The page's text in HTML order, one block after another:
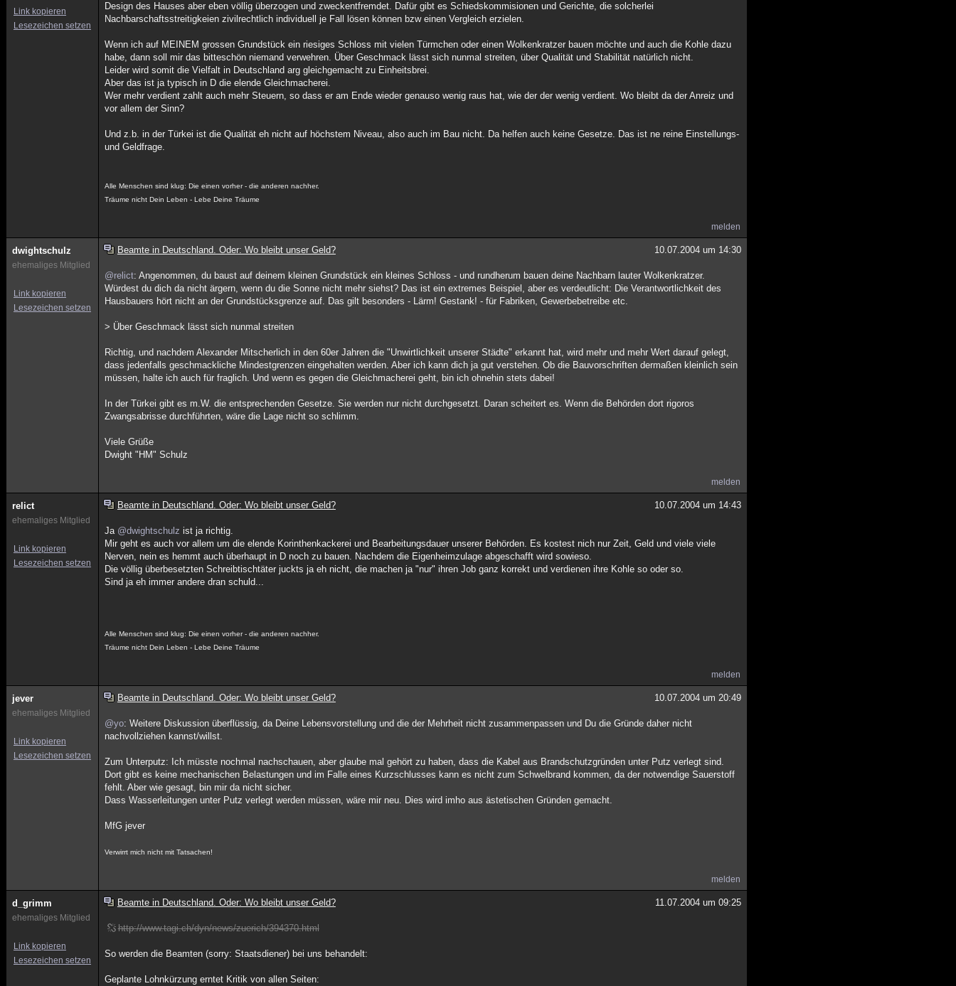
Link kopieren
Lesezeichen setzen
Design des Hauses aber eben völlig überzogen und zweckentfremdet. Dafür gibt es Schiedskommisionen und Gerichte, die solcherlei
Nachbarschaftsstreitigkeien zivilrechtlich individuell je Fall lösen können bzw einen Vergleich erzielen.
Wenn ich auf MEINEM grossen Grundstück ein riesiges Schloss mit vielen Türmchen oder einen Wolkenkratzer bauen möchte und auch die Kohle dazu
habe, dann soll mir das bitteschön niemand verwehren. Über Geschmack lässt sich nunmal streiten, über Qualität und Stabilität natürlich nicht.
Leider wird somit die Vielfalt in Deutschland arg gleichgemacht zu Einheitsbrei.
Aber das ist ja typisch in D die elende Gleichmacherei.
Wer mehr verdient zahlt auch mehr Steuern, so dass er am Ende wieder genauso wenig raus hat, wie der der wenig verdient. Wo bleibt da der Anreiz und
vor allem der Sinn?
Und z.b. in der Türkei ist die Qualität eh nicht auf höchstem Niveau, also auch im Bau nicht. Da helfen auch keine Gesetze. Das ist ne reine Einstellungs-
und Geldfrage.
Alle Menschen sind klug: Die einen vorher - die anderen nachher.
Träume nicht Dein Leben - Lebe Deine Träume
melden
dwightschulz
ehemaliges Mitglied
Link kopieren
Lesezeichen setzen
Beamte in Deutschland. Oder: Wo bleibt unser Geld? 10.07.2004 um 14:30
@relict: Angenommen, du baust auf deinem kleinen Grundstück ein kleines Schloss - und rundherum bauen deine Nachbarn lauter Wolkenkratzer.
Würdest du dich da nicht ärgern, wenn du die Sonne nicht mehr siehst? Das ist ein extremes Beispiel, aber es verdeutlicht: Die Verantwortlichkeit des
Hausbauers hört nicht an der Grundstücksgrenze auf. Das gilt besonders - Lärm! Gestank! - für Fabriken, Gewerbebetreibe etc.
> Über Geschmack lässt sich nunmal streiten
Richtig, und nachdem Alexander Mitscherlich in den 60er Jahren die "Unwirtlichkeit unserer Städte" erkannt hat, wird mehr und mehr Wert darauf gelegt,
dass jedenfalls geschmackliche Mindestgrenzen eingehalten werden. Aber ich kann dich ja gut verstehen. Ob die Bauvorschriften dermaßen kleinlich sein
müssen, halte ich auch für fraglich. Und wenn es gegen die Gleichmacherei geht, bin ich ohnehin stets dabei!
In der Türkei gibt es m.W. die entsprechenden Gesetze. Sie werden nur nicht durchgesetzt. Daran scheitert es. Wenn die Behörden dort rigoros
Zwangsabrisse durchführten, wäre die Lage nicht so schlimm.
Viele Grüße
Dwight "HM" Schulz
melden
relict
ehemaliges Mitglied
Link kopieren
Lesezeichen setzen
Beamte in Deutschland. Oder: Wo bleibt unser Geld? 10.07.2004 um 14:43
Ja @dwightschulz ist ja richtig.
Mir geht es auch vor allem um die elende Korinthenkackerei und Bearbeitungsdauer unserer Behörden. Es kostest nich nur Zeit, Geld und viele viele
Nerven, nein es hemmt auch überhaupt in D noch zu bauen. Nachdem die Eigenheimzulage abgeschafft wird sowieso.
Die völlig überbesetzten Schreibtischtäter juckts ja eh nicht, die machen ja "nur" ihren Job ganz korrekt und verdienen ihre Kohle so oder so.
Sind ja eh immer andere dran schuld...
Alle Menschen sind klug: Die einen vorher - die anderen nachher.
Träume nicht Dein Leben - Lebe Deine Träume
melden
jever
ehemaliges Mitglied
Link kopieren
Lesezeichen setzen
Beamte in Deutschland. Oder: Wo bleibt unser Geld? 10.07.2004 um 20:49
@yo: Weitere Diskussion überflüssig, da Deine Lebensvorstellung und die der Mehrheit nicht zusammenpassen und Du die Gründe daher nicht
nachvollziehen kannst/willst.
Zum Unterputz: Ich müsste nochmal nachschauen, aber glaube mal gehört zu haben, dass die Kabel aus Brandschutzgründen unter Putz verlegt sind.
Dort gibt es keine mechanischen Belastungen und im Falle eines Kurzschlusses kann es nicht zum Schwelbrand kommen, da der notwendige Sauerstoff
fehlt. Aber wie gesagt, bin mir da nicht sicher.
Dass Wasserleitungen unter Putz verlegt werden müssen, wäre mir neu. Dies wird imho aus ästetischen Gründen gemacht.
MfG jever
Verwirrt mich nicht mit Tatsachen!
melden
d_grimm
ehemaliges Mitglied
Link kopieren
Lesezeichen setzen
Beamte in Deutschland. Oder: Wo bleibt unser Geld? 11.07.2004 um 09:25
http://www.tagi.ch/dyn/news/zuerich/394370.html
So werden die Beamten (sorry: Staatsdiener) bei uns behandelt:
Geplante Lohnkürzung erntet Kritik von allen Seiten: